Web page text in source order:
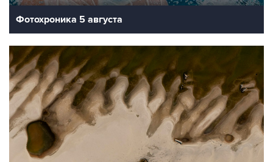
Фотохроника 5 августа